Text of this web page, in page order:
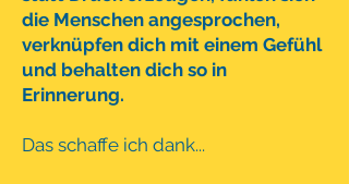
die Menschen angesprochen,
verknüpfen dich mit einem Gefühl
und behalten dich so in
Erinnerung.
Das schaffe ich dank...